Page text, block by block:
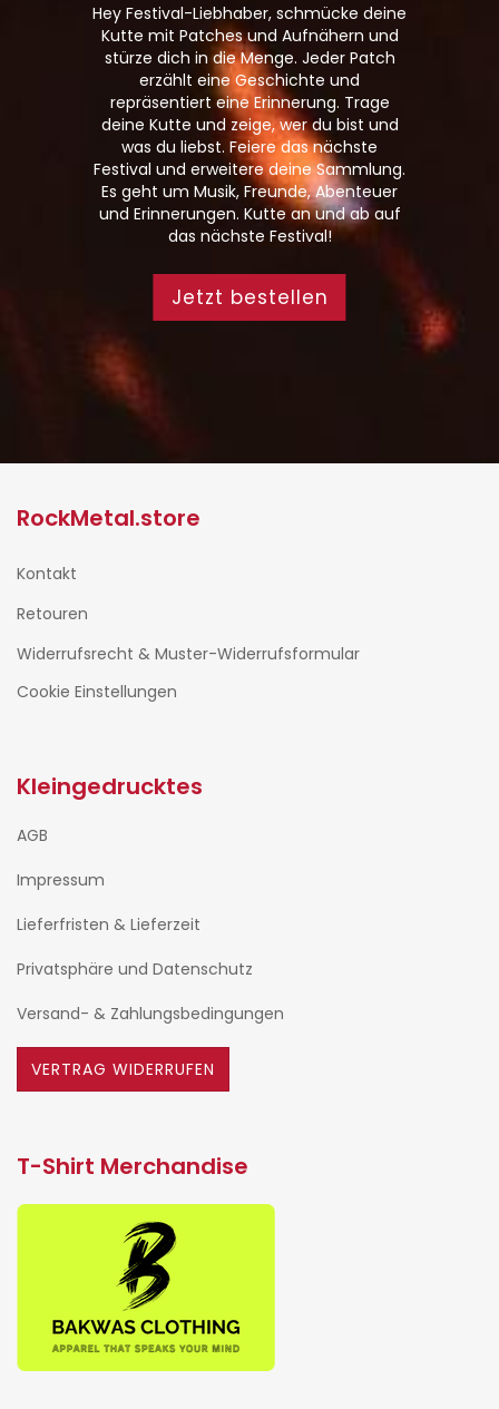
Hey Festival-Liebhaber, schmücke deine
Kutte mit Patches und Aufnähern und
stürze dich in die Menge. Jeder Patch
erzählt eine Geschichte und
repräsentiert eine Erinnerung. Trage
deine Kutte und zeige, wer du bist und
was du liebst. Feiere das nächste
Festival und erweitere deine Sammlung.
Es geht um Musik, Freunde, Abenteuer
und Erinnerungen. Kutte an und ab auf
das nächste Festival!
Jetzt bestellen
RockMetal.store
Kontakt
Retouren
Widerrufsrecht & Muster-Widerrufsformular
Cookie Einstellungen
Kleingedrucktes
AGB
Impressum
Lieferfristen & Lieferzeit
Privatsphäre und Datenschutz
Versand- & Zahlungsbedingungen
VERTRAG WIDERRUFEN
T-Shirt Merchandise